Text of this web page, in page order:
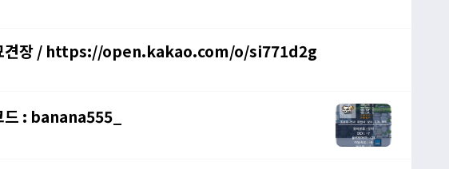
견장 / https://open.kakao.com/o/si771d2g
: banana555_